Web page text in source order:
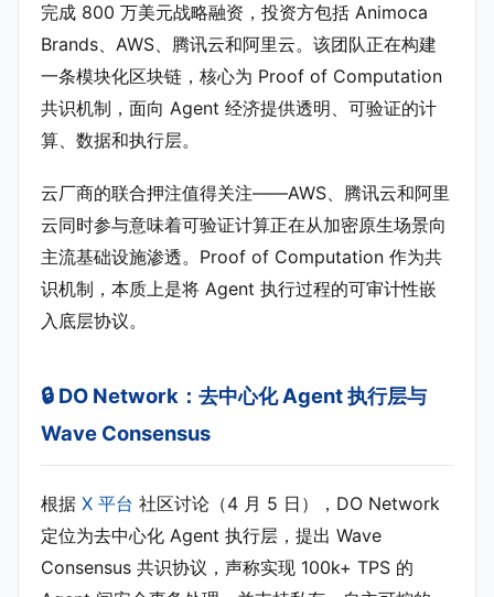
完成 800 万美元战略融资，投资方包括 Animoca
Brands、AWS、腾讯云和阿里云。该团队正在构建
一条模块化区块链，核心为 Proof of Computation
共识机制，面向 Agent 经济提供透明、可验证的计
算、数据和执行层。
云厂商的联合押注值得关注——AWS、腾讯云和阿里
云同时参与意味着可验证计算正在从加密原生场景向
主流基础设施渗透。Proof of Computation 作为共
识机制，本质上是将 Agent 执行过程的可审计性嵌
入底层协议。
🔒 DO Network：去中心化 Agent 执行层与
Wave Consensus
根据 X 平台 社区讨论（4 月 5 日），DO Network
定位为去中心化 Agent 执行层，提出 Wave
Consensus 共识协议，声称实现 100k+ TPS 的